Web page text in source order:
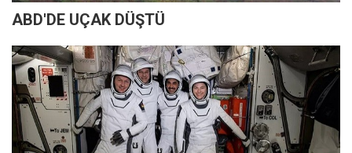
ABD'DE UÇAK DÜŞTÜ